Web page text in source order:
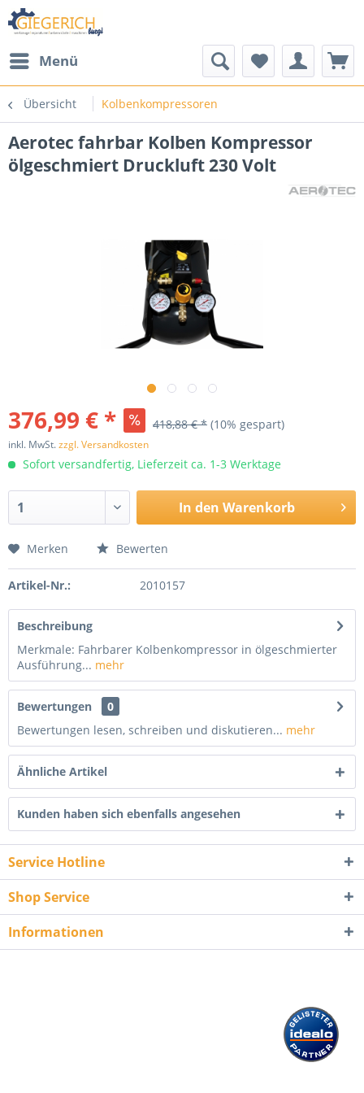
Menü
Übersicht Kolbenkompressoren
Aerotec fahrbar Kolben Kompressor
ölgeschmiert Druckluft 230 Volt
376,99 € * 418,88 € * (10% gespart)
inkl. MwSt.zzgl. Versandkosten
Sofort versandfertig, Lieferzeit ca. 1-3 Werktage
In den Warenkorb
Merken Bewerten
Artikel-Nr.: 2010157
Beschreibung
Merkmale: Fahrbarer Kolbenkompressor in ölgeschmierter
Ausführung... mehr
Bewertungen
0
Bewertungen lesen, schreiben und diskutieren... mehr
Ähnliche Artikel
Kunden haben sich ebenfalls angesehen
Service Hotline
Shop Service
Informationen